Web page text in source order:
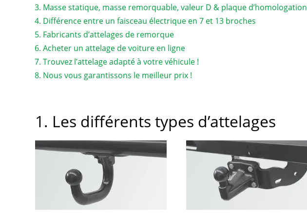
Masse statique, masse remorquable, valeur D & plaque d’homologation
Différence entre un faisceau électrique en 7 et 13 broches
Fabricants d’attelages de remorque
Acheter un attelage de voiture en ligne
Trouvez l’attelage adapté à votre véhicule !
Nous vous garantissons le meilleur prix !
1. Les différents types d’attelages